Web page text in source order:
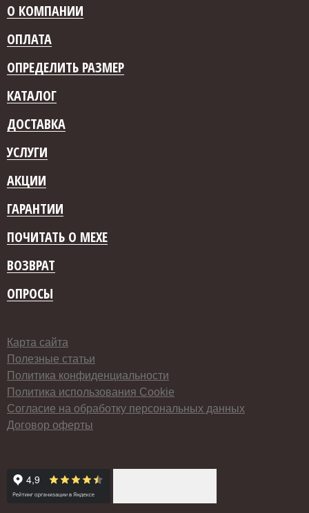
О КОМПАНИИ
ОПЛАТА
ОПРЕДЕЛИТЬ РАЗМЕР
КАТАЛОГ
ДОСТАВКА
УСЛУГИ
АКЦИИ
ГАРАНТИИ
ПОЧИТАТЬ О МЕХЕ
ВОЗВРАТ
ОПРОСЫ
Карта сайта
Полезные статьи
Политика конфиденциальности
Политика использования Cookie
Согласие на обработку персональных данных
Договор оферты